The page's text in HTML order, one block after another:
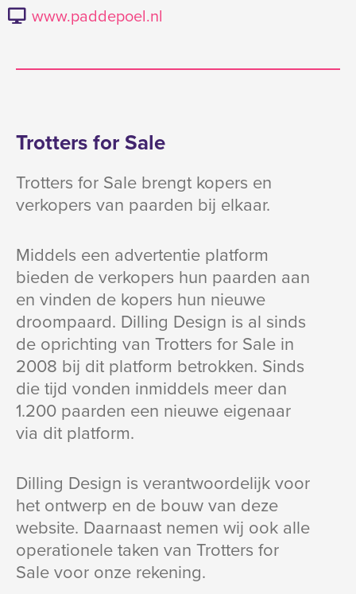
www.paddepoel.nl
Trotters for Sale
Trotters for Sale brengt kopers en
verkopers van paarden bij elkaar.
Middels een advertentie platform
bieden de verkopers hun paarden aan
en vinden de kopers hun nieuwe
droompaard. Dilling Design is al sinds
de oprichting van Trotters for Sale in
2008 bij dit platform betrokken. Sinds
die tijd vonden inmiddels meer dan
1.200 paarden een nieuwe eigenaar
via dit platform.
Dilling Design is verantwoordelijk voor
het ontwerp en de bouw van deze
website. Daarnaast nemen wij ook alle
operationele taken van Trotters for
Sale voor onze rekening.